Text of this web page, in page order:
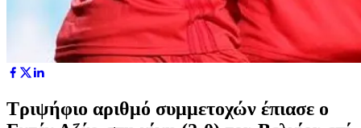
Τριψήφιο αριθμό συμμετοχών έπιασε ο